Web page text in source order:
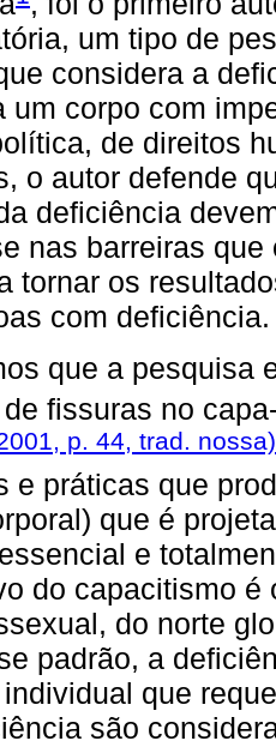
um tipo de
considera a
um corpo com
de direitos
o autor defende
deficiência
nas barreiras
tornar os
com deficiência.
que a pesquisa
fissuras no
p. 44, trad. nossa)
e práticas que
que é
e
do capacitismo é
do norte
padrão, a
que
são